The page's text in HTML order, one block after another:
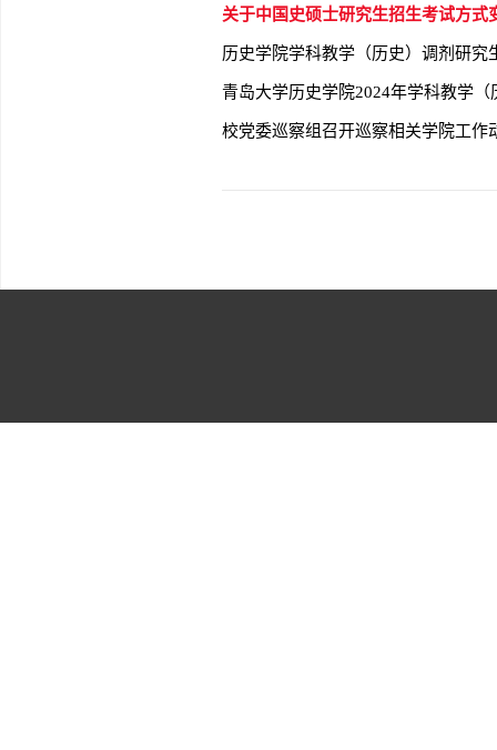
关于中国史硕士研究生招生考试方式
历史学院学科教学（历史）调剂研究
青岛大学历史学院2024年学科教学
校党委巡察组召开巡察相关学院工作